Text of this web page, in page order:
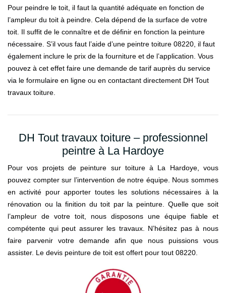
Pour peindre le toit, il faut la quantité adéquate en fonction de
l’ampleur du toit à peindre. Cela dépend de la surface de votre
toit. Il suffit de le connaître et de définir en fonction la peinture
nécessaire. S’il vous faut l’aide d’une peintre toiture 08220, il faut
également inclure le prix de la fourniture et de l’application. Vous
pouvez à cet effet faire une demande de tarif auprès du service
via le formulaire en ligne ou en contactant directement DH Tout
travaux toiture.
DH Tout travaux toiture – professionnel
peintre à La Hardoye
Pour vos projets de peinture sur toiture à La Hardoye, vous
pouvez compter sur l’intervention de notre équipe. Nous sommes
en activité pour apporter toutes les solutions nécessaires à la
rénovation ou la finition du toit par la peinture. Quelle que soit
l’ampleur de votre toit, nous disposons une équipe fiable et
compétente qui peut assurer les travaux. N’hésitez pas à nous
faire parvenir votre demande afin que nous puissions vous
assister. Le devis peinture de toit est offert pour tout 08220.